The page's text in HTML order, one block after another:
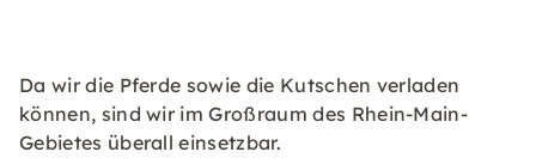
Da wir die Pferde sowie die Kutschen verladen
können, sind wir im Großraum des Rhein-Main-
Gebietes überall einsetzbar.